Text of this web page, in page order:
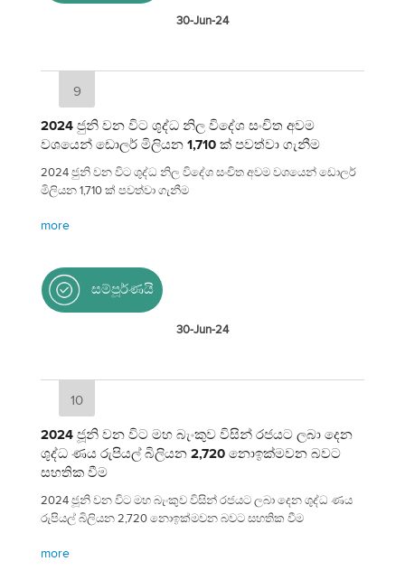
30-Jun-24
9
2024 ජුනි වන විට ශුද්ධ නිල විදේශ සංචිත අවම
වශයෙන් ඩොලර් මිලියන 1,710 ක් පවත්වා ගැනීම
2024 ජුනි වන විට ශුද්ධ නිල විදේශ සංචිත අවම වශයෙන් ඩොලර්
මිලියන 1,710 ක් පවත්වා ගැනීම
more
සම්පූර්ණයි
30-Jun-24
10
2024 ජූනි වන විට මහ බැංකුව විසින් රජයට ලබා දෙන
ශුද්ධ ණය රුපියල් බිලියන 2,720 නොඉක්මවන බවට
සහතික වීම
2024 ජූනි වන විට මහ බැංකුව විසින් රජයට ලබා දෙන ශුද්ධ ණය
රුපියල් බිලියන 2,720 නොඉක්මවන බවට සහතික වීම
more